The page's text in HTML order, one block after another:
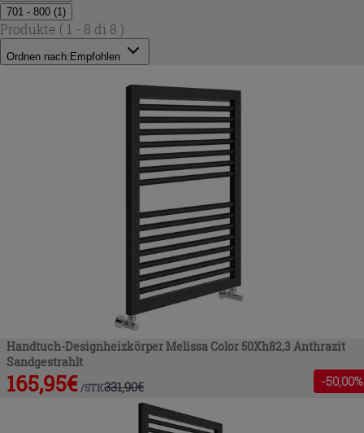
701 - 800 (1 )
Produkte ( 1 - 8 di 8 )
Ordnen nach: Empfohlen
Handtuch-Designheizkörper Melissa Color 50Xh82,3 Anthrazit
Sandgestrahlt
165,95€ /STK331,90€ -50,00%